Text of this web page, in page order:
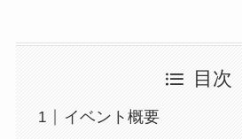
目次
イベント概要